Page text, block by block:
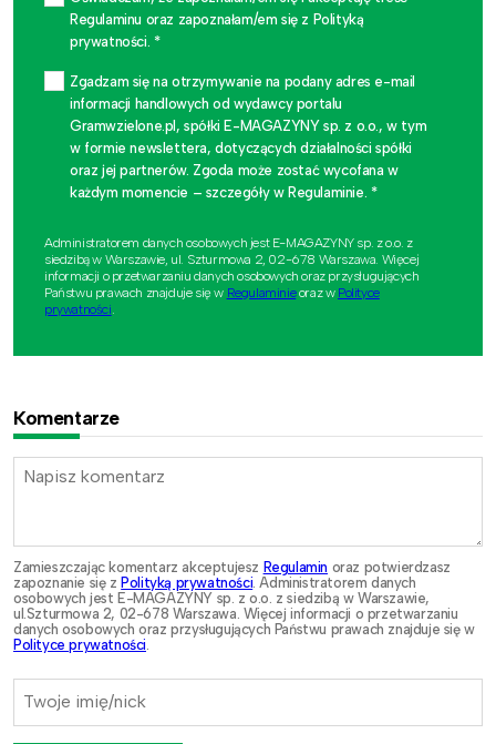
Regulaminu oraz zapoznałam/em się z Polityką
prywatności. *
Zgadzam się na otrzymywanie na podany adres e-mail
informacji handlowych od wydawcy portalu
Gramwzielone.pl, spółki E-MAGAZYNY sp. z o.o., w tym
w formie newslettera, dotyczących działalności spółki
oraz jej partnerów. Zgoda może zostać wycofana w
każdym momencie – szczegóły w Regulaminie. *
Administratorem danych osobowych jest E-MAGAZYNY sp. z o.o. z
siedzibą w Warszawie, ul. Szturmowa 2, 02-678 Warszawa. Więcej
informacji o przetwarzaniu danych osobowych oraz przysługujących
Państwu prawach znajduje się w Regulaminieoraz w Polityce
prywatności.
Komentarze
Zamieszczając komentarz akceptujesz Regulamin oraz potwierdzasz
zapoznanie się zPolityką prywatności . Administratorem danych
osobowych jest E-MAGAZYNY sp. z o.o. z siedzibą w Warszawie,
ul.Szturmowa 2, 02-678 Warszawa. Więcej informacji o przetwarzaniu
danych osobowych oraz przysługujących Państwu prawach znajduje się w
Polityce prywatności